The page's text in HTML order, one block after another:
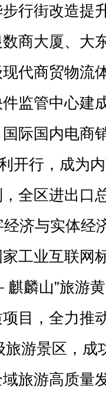
行街改造提
商大厦、大
代商贸物流
监管中心建
际国内电商
开行，成为
全区进出口
济与实体经
工业互联网
麒麟山”旅游
目，全力推
旅游景区，成
旅游高质量